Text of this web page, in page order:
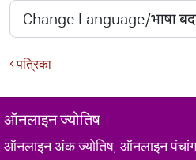
पत्रिका
ऑनलाइन ज्योतिष
ऑनलाइन अंक ज्योतिष, ऑनलाइन